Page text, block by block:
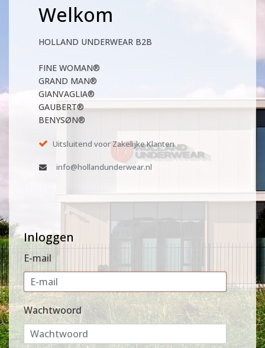
Welkom
HOLLAND UNDERWEAR B2B
FINE WOMAN®
GRAND MAN®
GIANVAGLIA®
GAUBERT®
BENYSØN®
Uitsluitend voor Zakelijke Klanten
info@hollandunderwear.nl
Inloggen
E-mail
Wachtwoord